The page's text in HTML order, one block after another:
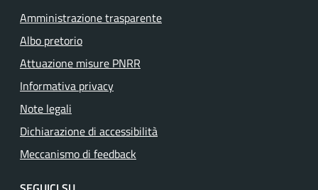
Amministrazione trasparente
Albo pretorio
Attuazione misure PNRR
Informativa privacy
Note legali
Dichiarazione di accessibilità
Meccanismo di feedback